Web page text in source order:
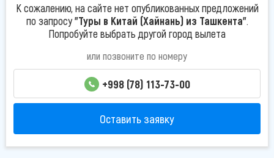
К сожалению, на сайте нет опубликованных предложений
по запросу"Туры в Китай (Хайнань) из Ташкента".
Попробуйте выбрать другой город вылета
или позвоните по номеру
+998 (78) 113-73-00
Оставить заявку